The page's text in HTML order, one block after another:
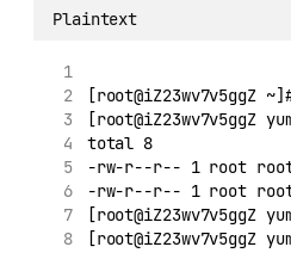
Plaintext
[root@iZ23wv7v5ggZ
[root@iZ23wv7v5ggZ
total 8
-rw-r--r-- 1 root root
-rw-r--r-- 1 root root
[root@iZ23wv7v5ggZ
[root@iZ23wv7v5ggZ